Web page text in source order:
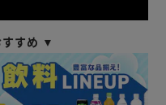
すめ ▼